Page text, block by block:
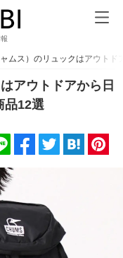
ムス）のリュックはアウト
アウトドアから日
品12選